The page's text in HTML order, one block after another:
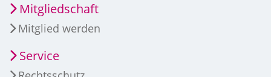
Mitgliedschaft
Mitglied werden
Service